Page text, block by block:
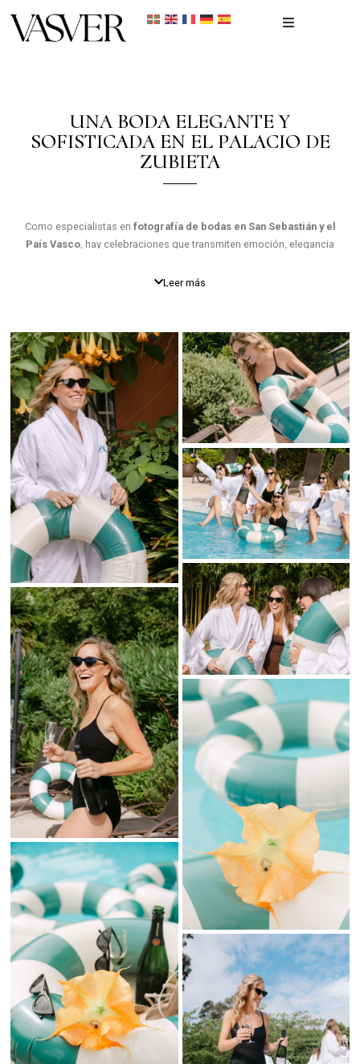
Recién nacidos
Contacto
UNA BODA ELEGANTE Y
SOFISTICADA EN EL PALACIO DE
ZUBIETA
Como especialistas en fotografía de bodas en San Sebastián y el
País Vasco, hay celebraciones que transmiten emoción, elegancia
espectacularPalacio de Zubieta, un enclave único para bodas
exclusivas en el norte.
Una organizada al detalle
La organización estuvo a cargo debexclusiveevent, wedding
planner especializada en crear bodas sofisticadas y
personalizadas. Cada espacio del palacio reflejaba una estética
cuidada y elegante.
La celebración combinó romanticismo, diseño y una atmósfera
cálida para todos los invitados. Todo fluyó de manera natural y muy
armoniosa durante toda la jornada.
Los vestidos dedepazquintana aportaron un estilo refinado y
elegante a las novias. El maquillaje y peinado fueron realizados por
amaia.lauzirikaylittasbeauty, logrando looks naturales,
luminosos y muy favorecedores.
Los zapatos de lilyandyouycastanerofficialcompletaron cada
estilismo con elegancia y personalidad propia.
Detalles únicos para una celebración inolvidable
La decoración floral de niafloralartllenó cada rincón de color,
frescura y delicadeza, y la iluminación de
beglow.iluminacioncreó
una atmósfera mágica durante toda la celebración. El mobiliario de
atelierdeeventosbilbaaportó equilibrio, estilo y coherencia visual
a todos los espacios.
La experiencia gastronómica estuvo en manos demahercatering
.
La música y la fiesta fueron dirigidas pordecibelio____
pablobustos_yhoralocaloficial, creando una celebración
inolvidable llena de energía, emoción y momentos únicos.
Leer más